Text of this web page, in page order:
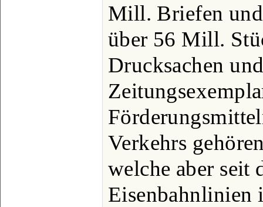
Mill. Briefen
über 56 Mill.
Drucksachen
Verkehrs
welche aber seit
Eisenbahnlinien